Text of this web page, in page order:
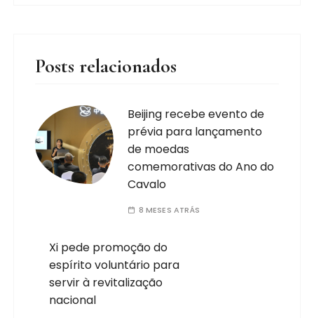
Posts relacionados
Beijing recebe evento de
prévia para lançamento
de moedas
comemorativas do Ano do
Cavalo
8 MESES ATRÁS
Xi pede promoção do
espírito voluntário para
servir à revitalização
nacional